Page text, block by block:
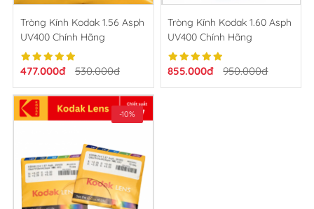
Tròng Kính Kodak 1.56 Asph
UV400 Chính Hãng
477.000đ 530.000đ
Tròng Kính Kodak 1.60 Asph
UV400 Chính Hãng
855.000đ 950.000đ
-10%